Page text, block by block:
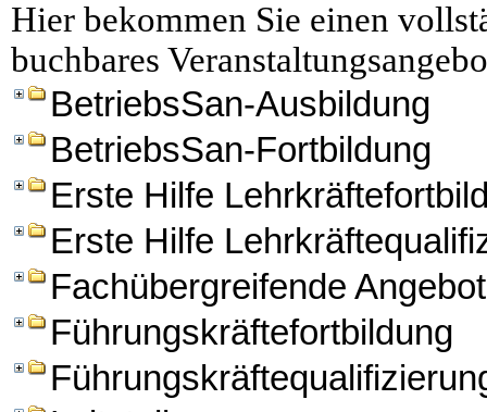
Hier bekommen Sie einen
buchbares
BetriebsSan-Ausbildung
BetriebsSan-Fortbildung
Erste Hilfe
Erste Hilfe
Fachübergreifende
Führungskräftefortbildung